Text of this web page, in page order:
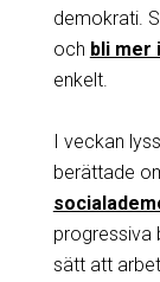
demokrati.
och bli mer
enkelt.
I veckan
berättade
progressiva
sätt att